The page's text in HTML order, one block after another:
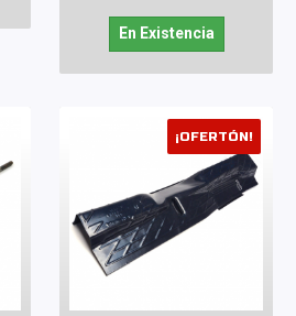
En Existencia
¡OFERTÓN!